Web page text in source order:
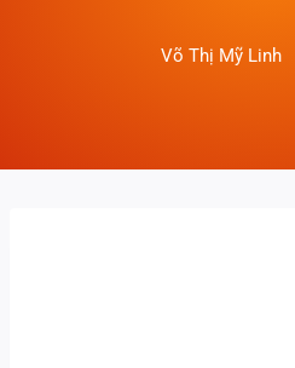
Nâng Hạ
Võ Thị Mỹ Linh